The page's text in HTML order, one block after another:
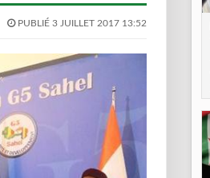
PUBLIÉ 3 JUILLET 2017 13:52